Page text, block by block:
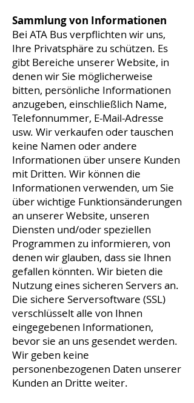
Sammlung von Informationen
Bei ATA Bus verpflichten wir uns,
Ihre Privatsphäre zu schützen. Es
gibt Bereiche unserer Website, in
denen wir Sie möglicherweise
bitten, persönliche Informationen
anzugeben, einschließlich Name,
Telefonnummer, E-Mail-Adresse
usw. Wir verkaufen oder tauschen
keine Namen oder andere
Informationen über unsere Kunden
mit Dritten. Wir können die
Informationen verwenden, um Sie
über wichtige Funktionsänderungen
an unserer Website, unseren
Diensten und/oder speziellen
Programmen zu informieren, von
denen wir glauben, dass sie Ihnen
gefallen könnten. Wir bieten die
Nutzung eines sicheren Servers an.
Die sichere Serversoftware (SSL)
verschlüsselt alle von Ihnen
eingegebenen Informationen,
bevor sie an uns gesendet werden.
Wir geben keine
personenbezogenen Daten unserer
Kunden an Dritte weiter.